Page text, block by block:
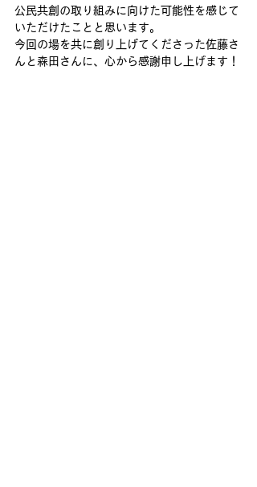
公民共創の取り組みに向けた可能性を感じて
いただけたことと思います。
今回の場を共に創り上げてくださった佐藤さ
んと森田さんに、心から感謝申し上げます！